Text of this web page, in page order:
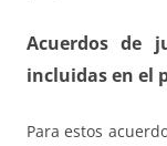
Acuerdos de
incluidas en el
Para estos